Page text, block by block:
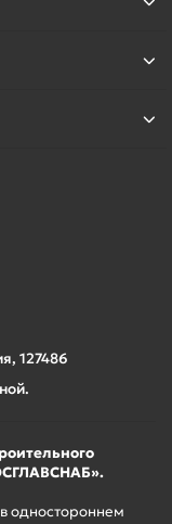
127486
одностороннем